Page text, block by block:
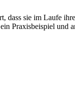
sie im Laufe
Praxisbeispiel und